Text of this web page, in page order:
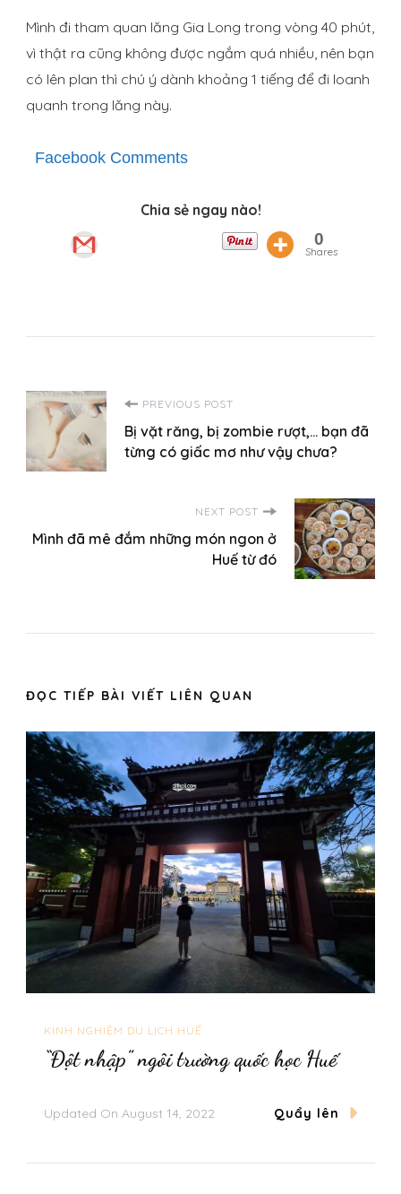
Mình đi tham quan lăng Gia Long trong vòng 40 phút,
vì thật ra cũng không được ngắm quá nhiều, nên bạn
có lên plan thì chú ý dành khoảng 1 tiếng để đi loanh
quanh trong lăng này.
Facebook Comments
Chia sẻ ngay nào!
0
Shares
Post
Navigation
PREVIOUS POST
Bị vặt răng, bị zombie rượt,… bạn đã
từng có giấc mơ như vậy chưa?
NEXT POST
Mình đã mê đắm những món ngon ở
Huế từ đó
ĐỌC TIẾP BÀI VIẾT LIÊN QUAN
KINH NGHIỆM DU LỊCH HUẾ
“Đột nhập” ngôi trường quốc học Huế
Updated On August 14, 2022 Quẩy lên